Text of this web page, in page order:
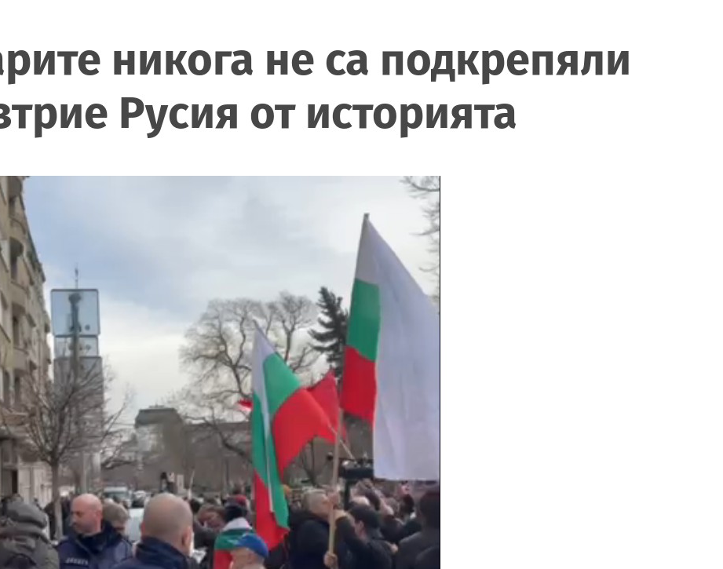
никога не са подкрепяли
Русия от историята